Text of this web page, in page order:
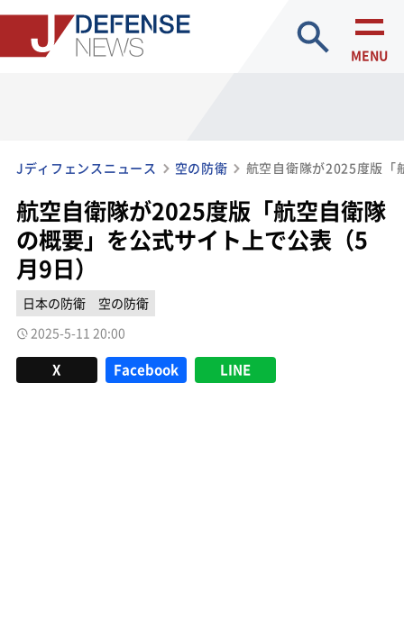
site search
MENU
Jディフェンスニュース 空の防衛
航空自衛隊が2025度版「航空自衛隊
の概要」を公式サイト上で公表（5
月9日）
日本の防衛
空の防衛
2025-5-11 20:00
X Facebook LINE